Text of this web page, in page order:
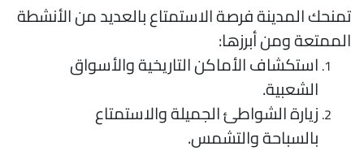
المدينة فرصة الاستمتاع بالعديد من الأنشطة
ومن أبرزها:
استكشاف الأماكن التاريخية والأسواق
الشعبية.
زيارة الشواطئ الجميلة والاستمتاع
بالسباحة والتشمس.